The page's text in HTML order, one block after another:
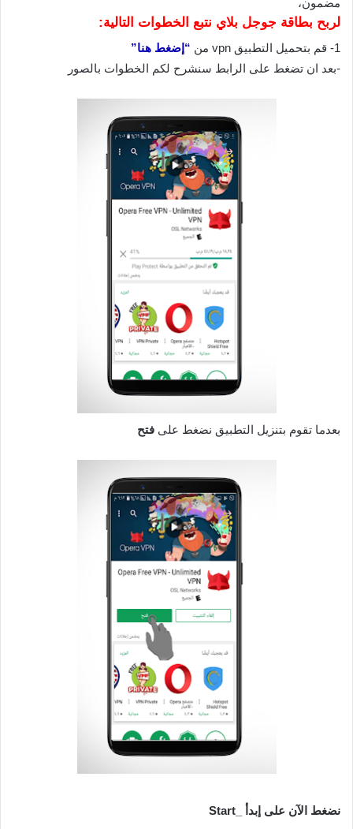
لربح بطاقة جوجل بلاي نتبع الخطوات التالية:
1- قم بتحميل التطبيق vpn من
“إضغط هنا”
-بعد ان تضغط على الرابط سنشرح لكم الخطوات بالصور
بعدما تقوم بتنزيل التطبيق نضغط على فتح
نضغط الآن على إبدأ _Start